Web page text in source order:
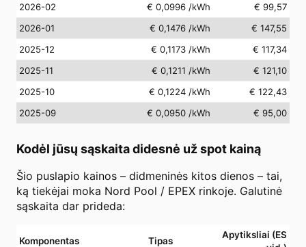
2026-02
€ 0,0996 /kWh
€ 99,57
2026-01
€ 0,1476 /kWh
€ 147,55
2025-12
€ 0,1173 /kWh
€ 117,34
2025-11
€ 0,1211 /kWh
€ 121,10
2025-10
€ 0,1224 /kWh
€ 122,43
2025-09
€ 0,0950 /kWh € 95,00
Kodėl jūsų sąskaita didesnė už spot kainą
Šio puslapio kainos – didmeninės kitos dienos – tai,
ką tiekėjai moka Nord Pool / EPEX rinkoje. Galutinė
sąskaita dar prideda:
Komponentas Tipas
Apytiksliai (ES